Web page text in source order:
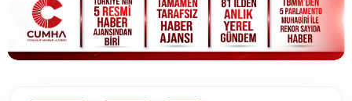
Cumhurbaşkanlığı
Bakanlıklar